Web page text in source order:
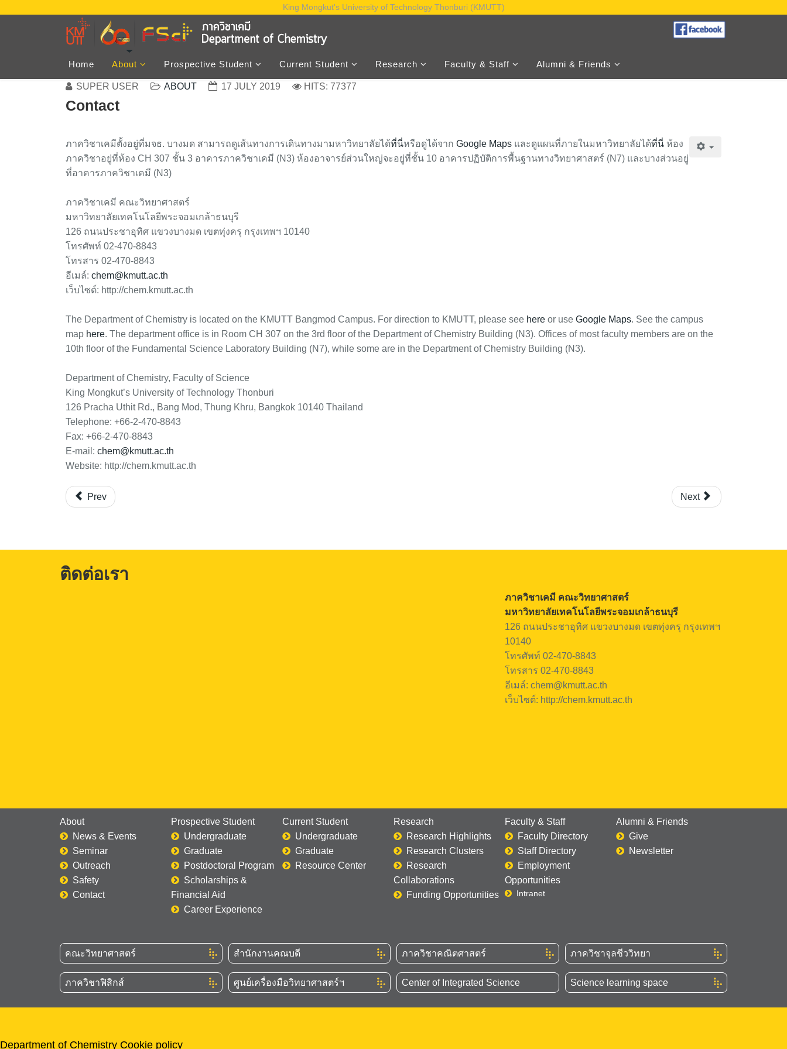
King Mongkut's University of Technology Thonburi (KMUTT)
Home About Prospective Student Current Student Research Faculty & Staff Alumni & Friends
SUPER USER ABOUT 17 JULY 2019 HITS: 77377
Contact
ภาควิชาเคมีตั้งอยู่ที่มจธ. บางมด สามารถดูเส้นทางการเดินทางมามหาวิทยาลัยได้ที่นี่หรือดูได้จาก Google Maps และดูแผนที่ภายในมหาวิทยาลัยได้ที่นี่ ห้อง
ภาควิชาอยู่ที่ห้อง CH 307 ชั้น 3 อาคารภาควิชาเคมี (N3) ห้องอาจารย์ส่วนใหญ่จะอยู่ที่ชั้น 10 อาคารปฏิบัติการพื้นฐานทางวิทยาศาสตร์ (N7) และบางส่วนอยู่
ที่อาคารภาควิชาเคมี (N3)
ภาควิชาเคมี คณะวิทยาศาสตร์
มหาวิทยาลัยเทคโนโลยีพระจอมเกล้าธนบุรี
126 ถนนประชาอุทิศ แขวงบางมด เขตทุ่งครุ กรุงเทพฯ 10140
โทรศัพท์ 02-470-8843
โทรสาร 02-470-8843
อีเมล์: chem@kmutt.ac.th
เว็บไซต์: http://chem.kmutt.ac.th
The Department of Chemistry is located on the KMUTT Bangmod Campus. For direction to KMUTT, please see here or use Google Maps. See the campus
map here. The department office is in Room CH 307 on the 3rd floor of the Department of Chemistry Building (N3). Offices of most faculty members are on the
10th floor of the Fundamental Science Laboratory Building (N7), while some are in the Department of Chemistry Building (N3).
Department of Chemistry, Faculty of Science
King Mongkut’s University of Technology Thonburi
126 Pracha Uthit Rd., Bang Mod, Thung Khru, Bangkok 10140 Thailand
Telephone: +66-2-470-8843
Fax: +66-2-470-8843
E-mail: chem@kmutt.ac.th
Website: http://chem.kmutt.ac.th
Prev Next
ติดต่อเรา
ภาควิชาเคมี คณะวิทยาศาสตร์
มหาวิทยาลัยเทคโนโลยีพระจอมเกล้าธนบุรี
126 ถนนประชาอุทิศ แขวงบางมด เขตทุ่งครุ กรุงเทพฯ
10140
โทรศัพท์ 02-470-8843
โทรสาร 02-470-8843
อีเมล์: chem@kmutt.ac.th
เว็บไซต์: http://chem.kmutt.ac.th
About
News & Events
Seminar
Outreach
Safety
Contact
Prospective Student
Undergraduate
Graduate
Postdoctoral Program
Scholarships &
Financial Aid
Career Experience
Current Student
Undergraduate
Graduate
Resource Center
Research
Research Highlights
Research Clusters
Research
Collaborations
Funding Opportunities
Faculty & Staff
Faculty Directory
Staff Directory
Employment
Opportunities
Intranet
Alumni & Friends
Give
Newsletter
คณะวิทยาศาสตร์ สำนักงานคณบดี ภาควิชาคณิตศาสตร์ ภาควิชาจุลชีววิทยา
ภาควิชาฟิสิกส์ ศูนย์เครื่องมือวิทยาศาสตร์ฯ Center of Integrated Science Science learning space
Department of Chemistry Cookie policy